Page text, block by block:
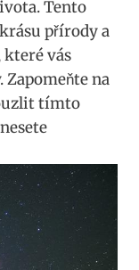
Tento
přírody a
vás
Zapomeňte na
tímto